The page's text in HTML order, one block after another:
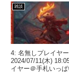
雑談
4: 名無しプレイヤ
2024/07/11(木)
イヤー＠手札いっぱ